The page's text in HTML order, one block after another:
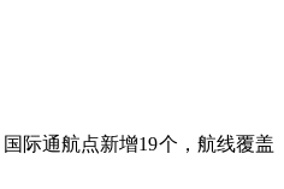
际通航点新增19个，航线覆盖